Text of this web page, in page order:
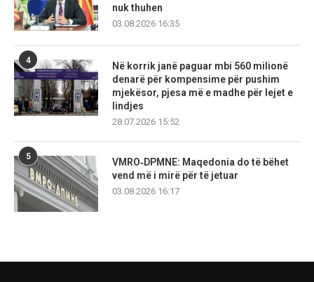
nuk thuhen
03.08.2026 16:35
4
Në korrik janë paguar mbi 560 milionë
denarë për kompensime për pushim
mjekësor, pjesa më e madhe për lejet e
lindjes
28.07.2026 15:52
5
VMRO‑DPMNE: Maqedonia do të bëhet
vend më i mirë për të jetuar
03.08.2026 16:17